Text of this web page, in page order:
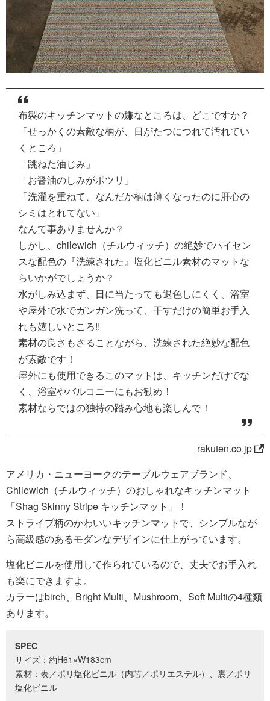
布製のキッチンマットの嫌なところは、どこですか？
「せっかくの素敵な柄が、日がたつにつれて汚れてい
くところ」
「跳ねた油じみ」
「お醤油のしみがポツリ」
「洗濯を重ねて、なんだか柄は薄くなったのに肝心の
シミはとれてない」
なんて事ありませんか？
しかし、chilewich（チルウィッチ）の絶妙でハイセン
スな配色の『洗練された』塩化ビニル素材のマットな
らいかがでしょうか？
水がしみ込まず、日に当たっても退色しにくく、浴室
や屋外で水でガンガン洗って、干すだけの簡単お手入
れも嬉しいところ!!
素材の良さもさることながら、洗練された絶妙な配色
が素敵です！
屋外にも使用できるこのマットは、キッチンだけでな
く、浴室やバルコニーにもお勧め！
素材ならではの独特の踏み心地も楽しんで！
rakuten.co.jp
アメリカ・ニューヨークのテーブルウェアブランド、
Chilewich（チルウィッチ）のおしゃれなキッチンマット
「Shag Skinny Stripe キッチンマット」！
ストライプ柄のかわいいキッチンマットで、シンプルなが
ら高級感のあるモダンなデザインに仕上がっています。
塩化ビニルを使用して作られているので、丈夫でお手入れ
も楽にできますよ。
カラーはbirch、Bright Multi、Mushroom、Soft Multiの4種類
あります。
SPEC
サイズ：約H61×W183cm
素材：表／ポリ塩化ビニル（内芯／ポリエステル）、裏／ポリ
塩化ビニル